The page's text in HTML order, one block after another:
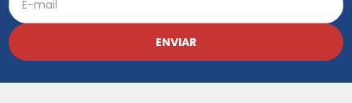
ENVIAR